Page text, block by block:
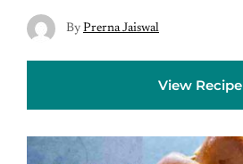
By Prerna Jaiswal
View Recipe